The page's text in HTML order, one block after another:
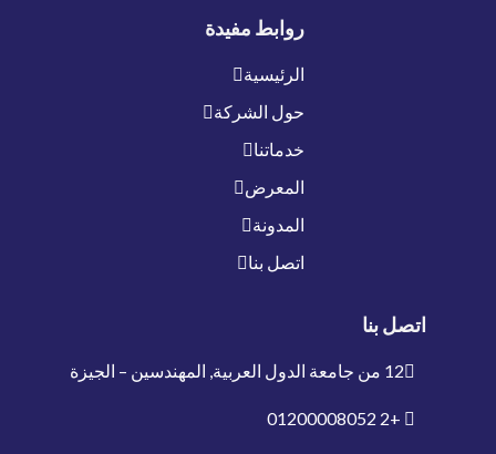
روابط مفيدة
الرئيسية
حول الشركة
خدماتنا
المعرض
المدونة
اتصل بنا
اتصل بنا
12 من جامعة الدول العربية, المهندسين – الجيزة
+2
01200008052